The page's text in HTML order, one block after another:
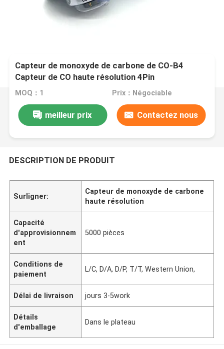
Capteur de monoxyde de carbone de CO-B4
Capteur de CO haute résolution 4Pin
MOQ：1 Prix：Négociable
meilleur prix Contactez nous
DESCRIPTION DE PRODUIT
Surligner:
Capteur de monoxyde de carbone
haute résolution
Capacité
d'approvisionnem
ent
5000 pièces
Conditions de
paiement
L/C, D/A, D/P, T/T, Western Union,
Délai de livraison jours 3-5work
Détails
d'emballage
Dans le plateau